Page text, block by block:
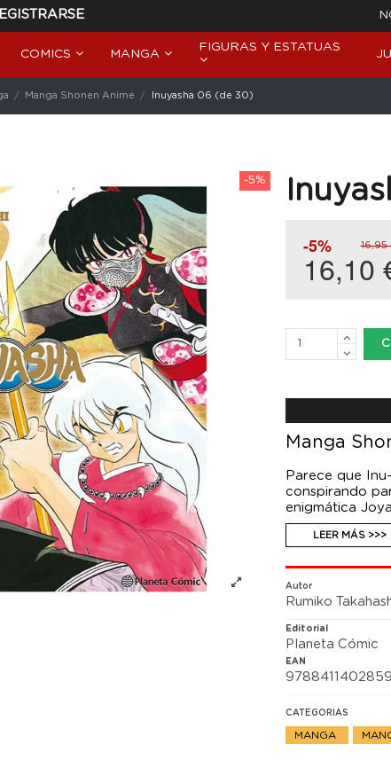
COMICS MANGA
FIGURAS Y ESTATUAS
Manga Shonen Anime Inuyasha 06 (de 30)
-5%
-5% 16,95
16,10
Manga
Parece que
conspirando
enigmática
Miroku sea
LEER MÁS >>>
Autor
Rumiko
Editorial
Planeta Cómic
EAN
9788411402859
CATEGORIAS
MANGA